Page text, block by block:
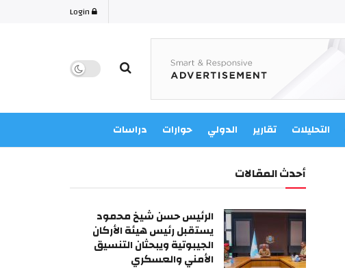
التحليلات تقارير الدولي حوارات دراسات
أحدث المقالات
الرئيس حسن شيخ محمود
يستقبل رئيس هيئة الأركان
الجيبوتية ويبحثان التنسيق
الأمني والعسكري